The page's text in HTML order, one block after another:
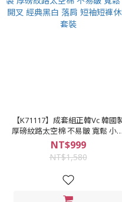
【K71117】成套組正韓Vc 韓國
厚磅紋路太空棉 不易皺 寬鬆 小開
叉 經典黑白 落肩 短袖短褲休閒套
裝
NT$999
NT$1,580